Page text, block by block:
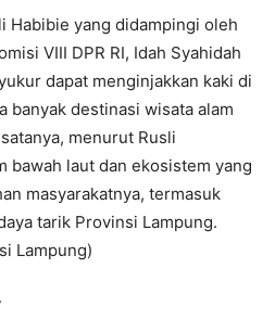
Habibie yang didampingi oleh
VIII DPR RI, Idah Syahidah
dapat menginjakkan kaki di
banyak destinasi wisata alam
menurut Rusli
bawah laut dan ekosistem yang
masyarakatnya, termasuk
tarik Provinsi Lampung.
Lampung)